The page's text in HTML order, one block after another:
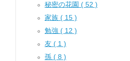
秘密の花園 ( 52 )
家族 ( 15 )
勉強 ( 12 )
友 ( 1 )
孫 ( 8 )